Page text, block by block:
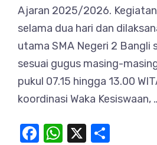
Ajaran 2025/2026.
selama dua hari dan
utama SMA Negeri 2 Bangli
sesuai gugus masing-
pukul 07.15 hingga 13.00
koordinasi Waka Kesiswaan,
F
W X